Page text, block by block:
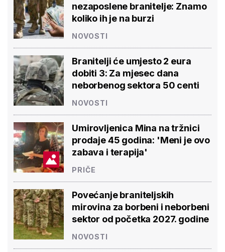
nezaposlene branitelje: Znamo
koliko ih je na burzi
NOVOSTI
Branitelji će umjesto 2 eura
dobiti 3: Za mjesec dana
neborbenog sektora 50 centi
NOVOSTI
Umirovljenica Mina na tržnici
prodaje 45 godina: 'Meni je ovo
zabava i terapija'
PRIČE
Povećanje braniteljskih
mirovina za borbeni i neborbeni
sektor od početka 2027. godine
NOVOSTI